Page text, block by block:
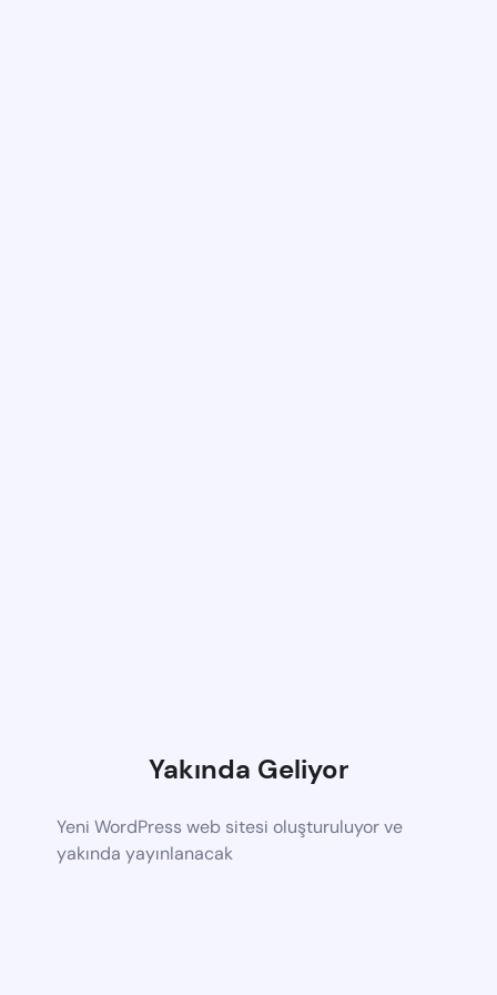
Yakında Geliyor
Yeni WordPress web sitesi oluşturuluyor ve
yakında yayınlanacak